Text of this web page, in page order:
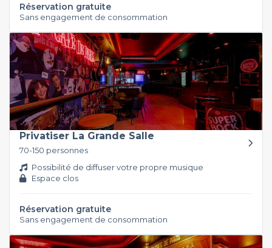
Réservation gratuite
Sans engagement de consommation
Privatiser La Grande Salle
70-150 personnes
Possibilité de diffuser votre propre musique
Espace clos
Réservation gratuite
Sans engagement de consommation